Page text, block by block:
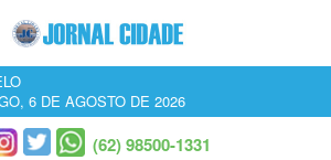
6 DE AGOSTO DE 2026
(62) 98500-1331